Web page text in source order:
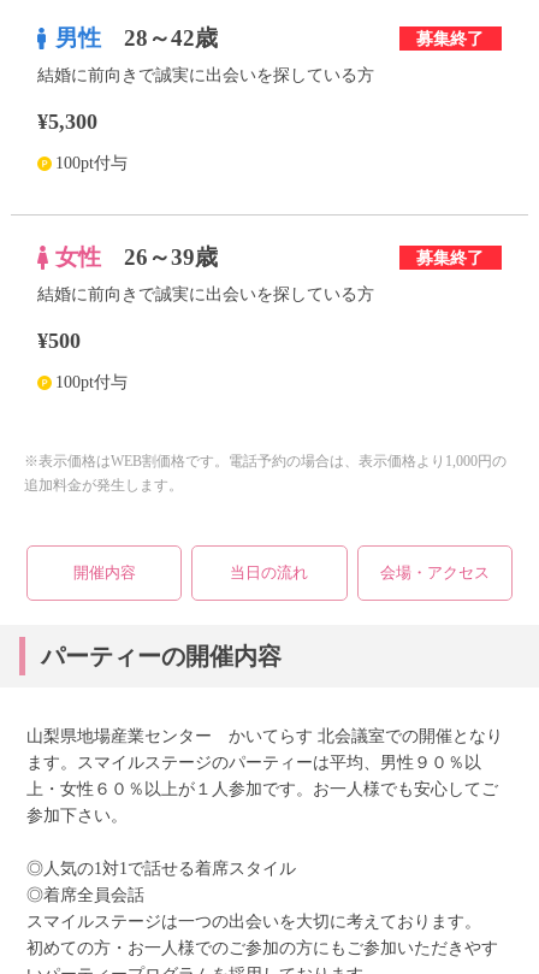
公式アカウントで最新情報を配信中！
PR
おすすめの優良結婚相談所をご紹介
男性 28～42歳 募集終了
結婚に前向きで誠実に出会いを探している方
¥5,300
100pt付与
女性 26～39歳 募集終了
結婚に前向きで誠実に出会いを探している方
¥500
100pt付与
※表示価格はWEB割価格です。電話予約の場合は、表示価格より1,000円の
追加料金が発生します。
開催内容 当日の流れ 会場・アクセス
パーティーの開催内容
山梨県地場産業センター かいてらす 北会議室での開催となり
ます。スマイルステージのパーティーは平均、男性９０％以
上・女性６０％以上が１人参加です。お一人様でも安心してご
参加下さい。
◎人気の1対1で話せる着席スタイル
◎着席全員会話
スマイルステージは一つの出会いを大切に考えております。
初めての方・お一人様でのご参加の方にもご参加いただきやす